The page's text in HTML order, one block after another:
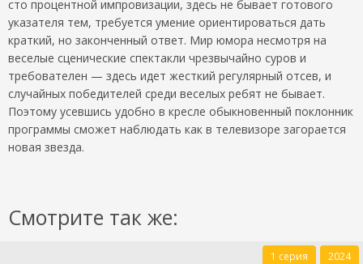
сто процентной импровизации, здесь не бывает готового
указателя тем, требуется умение ориентироваться дать
краткий, но законченный ответ. Мир юмора несмотря на
веселые сценические спектакли чрезвычайно суров и
требователен — здесь идет жесткий регулярный отсев, и
случайных победителей среди веселых ребят не бывает.
Поэтому усевшись удобно в кресле обыкновенный поклонник
программы сможет наблюдать как в телевизоре загорается
новая звезда.
Смотрите так же:
1 серия 2024